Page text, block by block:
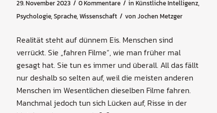
29. November 2023 / 0 Kommentare / in Künstliche Intelligenz,
Psychologie, Sprache, Wissenschaft / von Jochen Metzger
Realität steht auf dünnem Eis. Menschen sind
verrückt. Sie „fahren Filme“, wie man früher mal
gesagt hat. Sie tun es immer und überall. All das fällt
nur deshalb so selten auf, weil die meisten anderen
Menschen im Wesentlichen dieselben Filme fahren.
Manchmal jedoch tun sich Lücken auf, Risse in der